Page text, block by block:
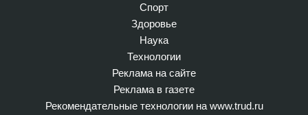
Спорт
Здоровье
Наука
Технологии
Реклама на сайте
Реклама в газете
Рекомендательные технологии на www.trud.ru